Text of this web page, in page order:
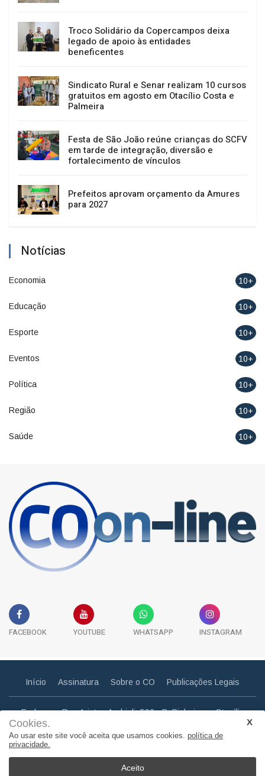
Cookies.
Ao usar este site você aceita que usamos cookies. política de
privacidade.
Aceito
Troco Solidário da Copercampos deixa
legado de apoio às entidades
beneficentes
Sindicato Rural e Senar realizam 10 cursos
gratuitos em agosto em Otacílio Costa e
Palmeira
Festa de São João reúne crianças do SCFV
em tarde de integração, diversão e
fortalecimento de vínculos
Prefeitos aprovam orçamento da Amures
para 2027
Notícias
Economia 10+
Educação 10+
Esporte 10+
Eventos 10+
Política 10+
Região 10+
Saúde 10+
FACEBOOK YOUTUBE WHATSAPP INSTAGRAM
Início Assinatura Sobre o CO Publicações Legais
Endereço: Rua Aristeu Andrioli, 592 - B. Pinheiros - Otacílio
Email: correiootaciliense@gmail.com
© Copyright 2011. Todos os direitos reservados | Correio